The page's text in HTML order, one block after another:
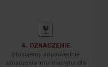
4. OZNACZENIE
Stosujemy odpowiednie
oznaczenia informacyjne dla